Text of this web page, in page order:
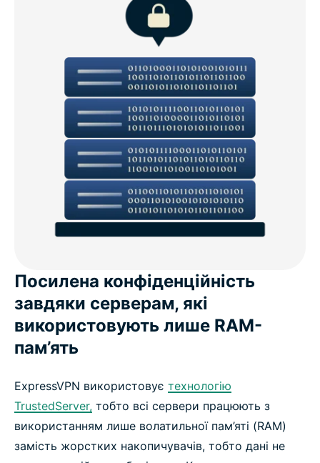
Посилена конфіденційність
завдяки серверам, які
використовують лише RAM-
пам’ять
ExpressVPN використовує технологію
TrustedServer, тобто всі сервери працюють з
використанням лише волатильної пам’яті (RAM)
замість жорстких накопичувачів, тобто дані не